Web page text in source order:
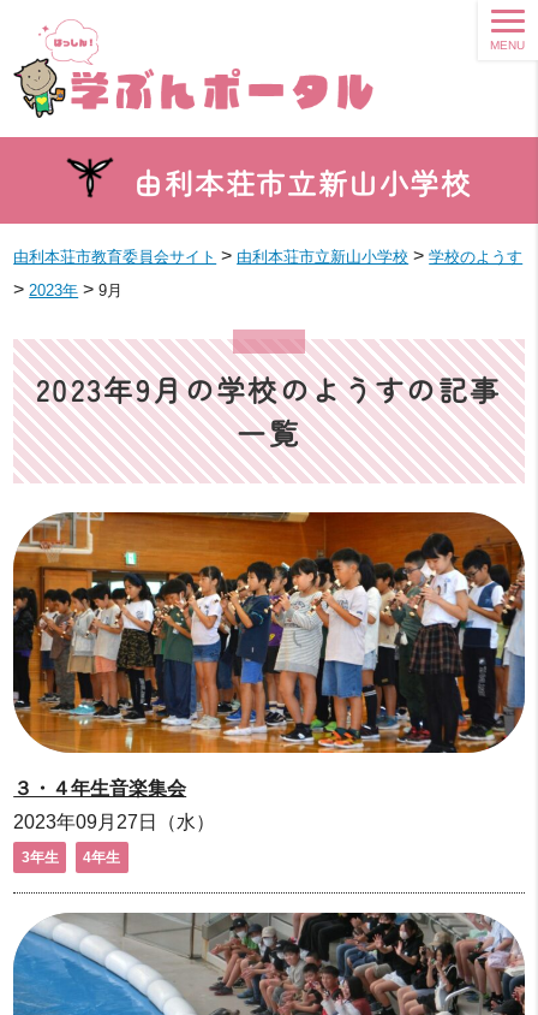
由利本荘市立新山小学校
MENU
由利本荘市教育委員会サイト > 由利本荘市立新山小学校 >学校のようす
> 2023年 >9月
2023年9月の学校のようすの記事
一覧
３・４年生音楽集会
2023年09月27日（水）
3年生 4年生